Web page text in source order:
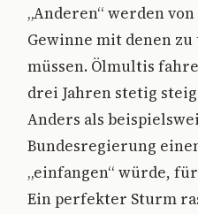
„Anderen“ werden
Gewinne mit denen
müssen. Ölmultis
drei Jahren stetig
Anders als
Bundesregierung
„einfangen“ würde,
Ein perfekter Sturm